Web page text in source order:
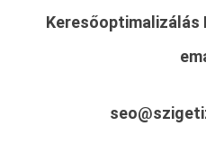
Keresőoptimalizálás